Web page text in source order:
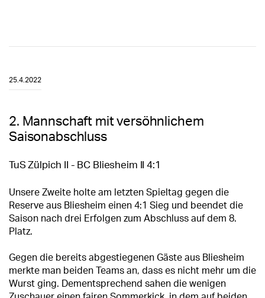
25.4.2022
2. Mannschaft mit versöhnlichem
Saisonabschluss
TuS Zülpich II - BC Bliesheim II 4:1
Unsere Zweite holte am letzten Spieltag gegen die
Reserve aus Bliesheim einen 4:1 Sieg und beendet die
Saison nach drei Erfolgen zum Abschluss auf dem 8.
Platz.
Gegen die bereits abgestiegenen Gäste aus Bliesheim
merkte man beiden Teams an, dass es nicht mehr um die
Wurst ging. Dementsprechend sahen die wenigen